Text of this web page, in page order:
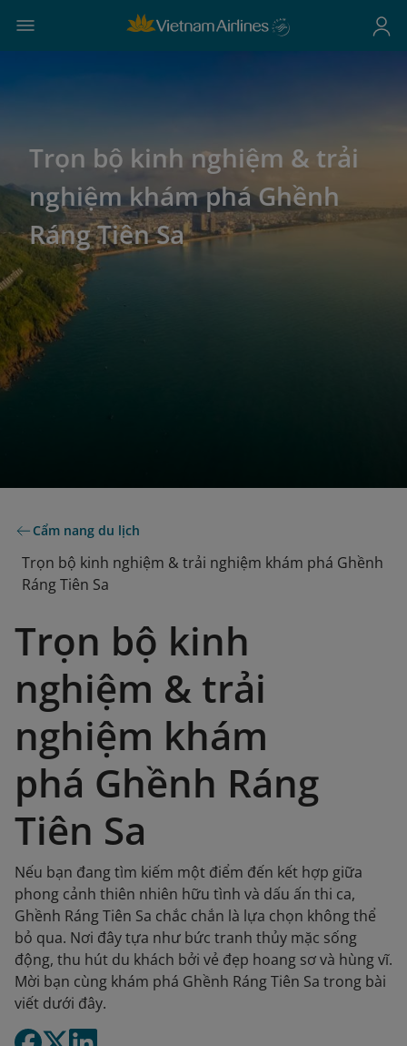
Trọn bộ kinh nghiệm & trải
nghiệm khám phá Ghềnh
Ráng Tiên Sa
Cẩm nang du lịch
Trọn bộ kinh nghiệm & trải nghiệm khám phá Ghềnh
Ráng Tiên Sa
Trọn bộ kinh
nghiệm & trải
nghiệm khám
phá Ghềnh Ráng
Tiên Sa
Nếu bạn đang tìm kiếm một điểm đến kết hợp giữa
phong cảnh thiên nhiên hữu tình và dấu ấn thi ca,
Ghềnh Ráng Tiên Sa chắc chắn là lựa chọn không thể
bỏ qua. Nơi đây tựa như bức tranh thủy mặc sống
động, thu hút du khách bởi vẻ đẹp hoang sơ và hùng vĩ.
Mời bạn cùng khám phá Ghềnh Ráng Tiên Sa trong bài
viết dưới đây.